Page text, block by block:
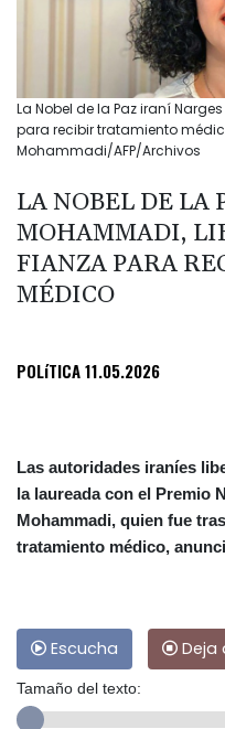
La Nobel de la Paz iraní
para recibir tratamiento
Mohammadi/AFP/Archivos
LA NOBEL DE LA
MOHAMMADI,
FIANZA PARA
MÉDICO
POLíTICA11.05.2026
Las autoridades iraníes
la laureada con el Premio
Mohammadi, quien fue
tratamiento médico,
Escucha Deja
Tamaño del texto: